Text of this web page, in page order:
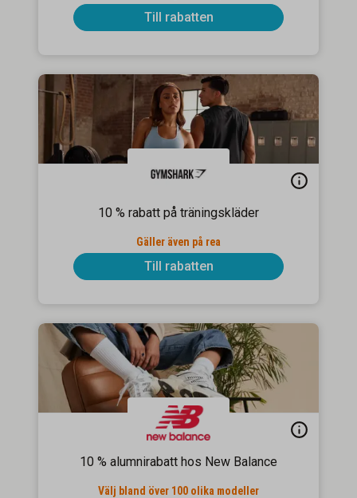
Till rabatten
10 % rabatt på träningskläder
Gäller även på rea
Till rabatten
10 % alumnirabatt hos New Balance
Välj bland över 100 olika modeller